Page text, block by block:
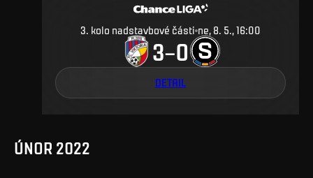
3. kolo nadstavbové části ne, 8. 5., 16:00
3–0
DETAIL
ÚNOR 2022